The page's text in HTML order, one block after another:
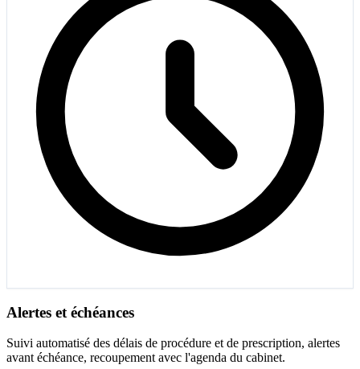
Alertes et échéances
Suivi automatisé des délais de procédure et de prescription, alertes
avant échéance, recoupement avec l'agenda du cabinet.